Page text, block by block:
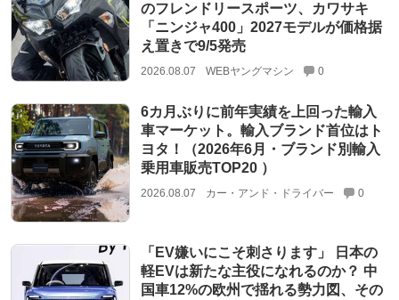
のフレンドリースポーツ、カワサキ
「ニンジャ400」2027モデルが価格据
え置きで9/5発売
2026.08.07 WEBヤングマシン 0
6カ月ぶりに前年実績を上回った輸入
車マーケット。輸入ブランド首位はト
ヨタ！（2026年6月・ブランド別輸入
乗用車販売TOP20 ）
2026.08.07 カー・アンド・ドライバー 0
「EV嫌いにこそ刺さります」 日本の
軽EVは新たな主役になれるのか？ 中
国車12%の欧州で揺れる勢力図、その